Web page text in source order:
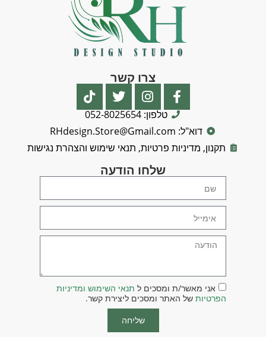
צרו קשר
טלפון: 052-8025654
דוא"ל: RHdesign.Store@Gmail.com
תקנון, מדיניות פרטיות, תנאי שימוש והצהרת נגישות
שלחו הודעה
אני מאשר/ת ומסכים ל תנאי השימוש ומדיניות
הפרטיות של האתר ומסכים ליצירת קשר.
שליחה